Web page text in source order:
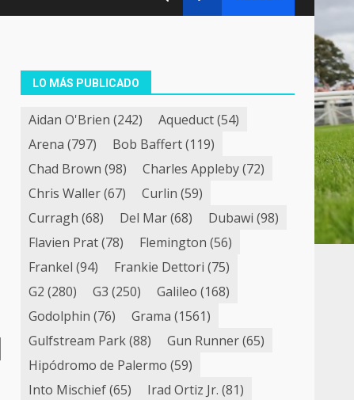
LO MÁS PUBLICADO
Aidan O'Brien (242) Aqueduct(54)
Arena (797) Bob Baffert(119)
Chad Brown (98) Charles Appleby(72)
Chris Waller(67) Curlin (59)
Curragh (68) Del Mar(68) Dubawi (98)
Flavien Prat(78) Flemington (56)
Frankel (94) Frankie Dettori (75)
G2 (280) G3 (250) Galileo (168)
Godolphin (76) Grama (1561)
Gulfstream Park(88) Gun Runner(65)
Hipódromo de Palermo (59)
Into Mischief(65) Irad Ortiz Jr. (81)